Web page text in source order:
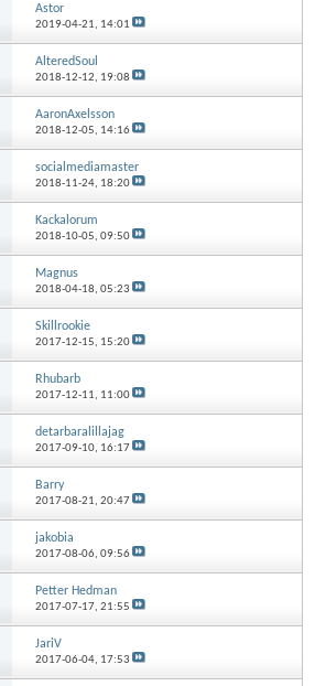
Astor
2019-04-21, 14:01
AlteredSoul
2018-12-12, 19:08
AaronAxelsson
2018-12-05, 14:16
socialmediamaster
2018-11-24, 18:20
Kackalorum
2018-10-05, 09:50
Magnus
2018-04-18, 05:23
Skillrookie
2017-12-15, 15:20
Rhubarb
2017-12-11, 11:00
detarbaralillajag
2017-09-10, 16:17
Barry
2017-08-21, 20:47
jakobia
2017-08-06, 09:56
Petter Hedman
2017-07-17, 21:55
JariV
2017-06-04, 17:53